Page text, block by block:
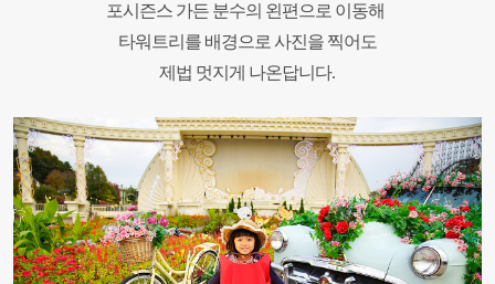
포시즌스 가든 분수의 왼편으로 이동해
타워트리를 배경으로 사진을 찍어도
제법 멋지게 나온답니다.